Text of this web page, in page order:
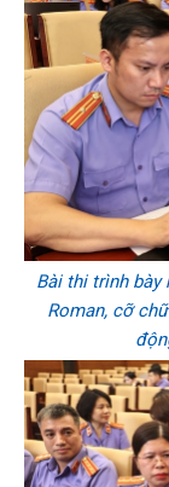
Bài thi trình bày
Roman, cỡ